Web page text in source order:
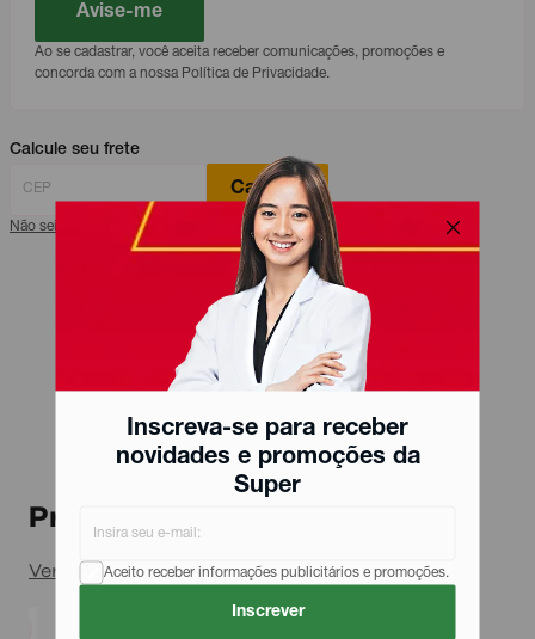
Inscreva-se para receber
novidades e promoções da
Super
Aceito receber informações publicitários e promoções.
Inscrever
Avise-me
Ao se cadastrar, você aceita receber comunicações, promoções e
concorda com a nossa Política de Privacidade.
Calcule seu frete
Calcular
Não sei meu CEP
Produtos relacionados
Ver todos